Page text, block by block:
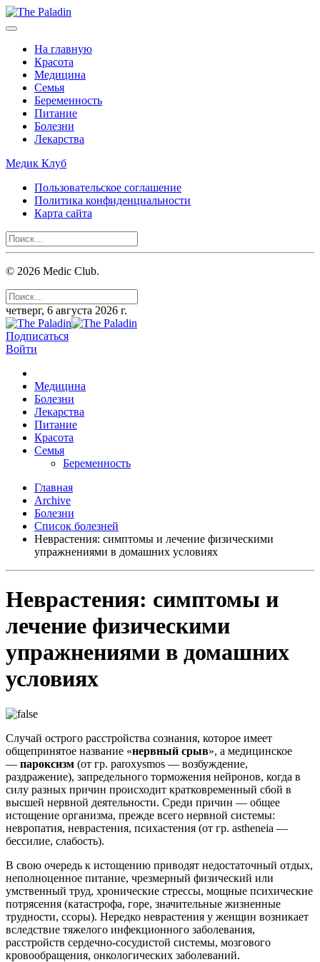
На главную
Красота
Медицина
Семья
Беременность
Питание
Болезни
Лекарства
Медик Клуб
Пользовательское соглашение
Политика конфиденциальности
Карта сайта
© 2026 Medic Club.
четверг, 6 августа 2026 г.
Подписаться
Войти
Медицина
Болезни
Лекарства
Питание
Красота
Семья
Беременность
Главная
Archive
Болезни
Список болезней
Неврастения: симптомы и лечение физическими
упражнениями в домашних условиях
Неврастения: симптомы и
лечение физическими
упражнениями в домашних
условиях
Случай острого расстройства сознания, которое имеет
общепринятое название «нервный срыв», а медицинское
— пароксизм (от гр. paroxysmos — возбуждение,
раздражение), запредельного торможения нейронов, когда в
силу разных причин происходит кратковременный сбой в
высшей нервной деятельности. Среди причин — общее
истощение организма, прежде всего нервной системы:
невропатия, неврастения, психастения (от гр. astheneia —
бессилие, слабость).
В свою очередь к истощению приводят недостаточный отдых,
неполноценное питание, чрезмерный физический или
умственный труд, хронические стрессы, мощные психические
потрясения (катастрофа, горе, значительные жизненные
трудности, ссоры). Нередко неврастения у женщин возникает
вследствие тяжелого инфекционного заболевания,
расстройств сердечно-сосудистой системы, мозгового
кровообращения, онкологических заболеваний.